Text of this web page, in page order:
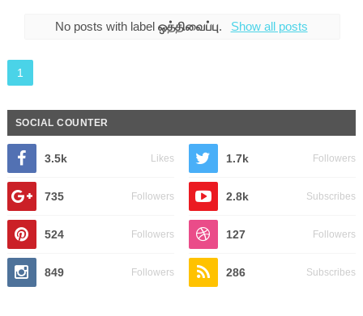
No posts with labelஒத்திவைப்பு. Show all posts
1
SOCIAL COUNTER
3.5k Likes 1.7k Followers
735 Followers 2.8k Subscribes
524 Followers 127 Followers
849 Followers 286 Subscribes